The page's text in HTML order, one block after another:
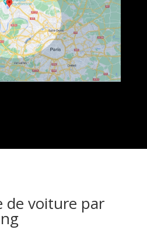
de voiture par